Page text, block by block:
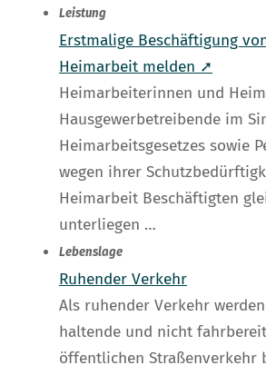
Leistung
Erstmalige Beschäftigung
Heimarbeit melden ➚
Heimarbeiterinnen und
Hausgewerbetreibende im
Heimarbeitsgesetzes sowie
wegen ihrer
Heimarbeit Beschäftigten
unterliegen …
Lebenslage
Ruhender Verkehr
Als ruhender Verkehr
haltende und nicht
öffentlichen Straßenverkehr